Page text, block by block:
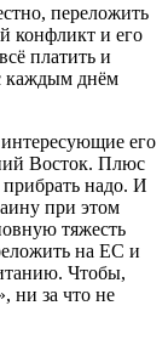
переложить
конфликт и его
платить и
каждым днём
его
Восток. Плюс
надо. И
при этом
тяжесть
на ЕС и
Чтобы,
ни за что не